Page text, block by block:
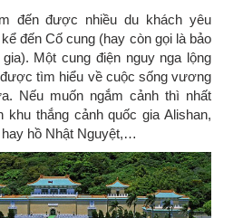
đến được nhiều du khách yêu
đến Cố cung (hay còn gọi là bảo
Một cung điện nguy nga lộng
tìm hiểu về cuộc sống vương
Nếu muốn ngắm cảnh thì nhất
khu thắng cảnh quốc gia Alishan,
hồ Nhật Nguyệt,…